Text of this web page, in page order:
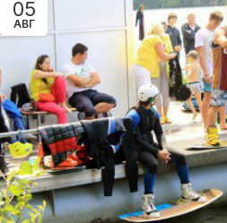
05
АВГ